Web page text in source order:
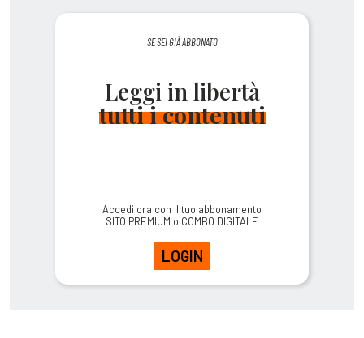
SE SEI GIÀ ABBONATO
Leggi in libertà
tutti i contenuti
Accedi ora con il tuo abbonamento
SITO PREMIUM o COMBO DIGITALE
LOGIN